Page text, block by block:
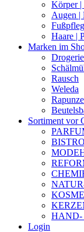
Körper |
Augen |
Haare |
Marken im
Rausch
Weleda
Sortiment vor
HAND-
Login